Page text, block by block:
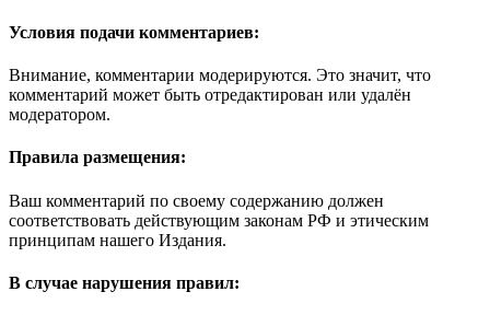
Условия подачи комментариев:
Внимание, комментарии модерируются. Это значит, что
комментарий может быть отредактирован или удалён
модератором.
Правила размещения:
Ваш комментарий по своему содержанию должен
соответствовать действующим законам РФ и этическим
принципам нашего Издания.
В случае нарушения правил: